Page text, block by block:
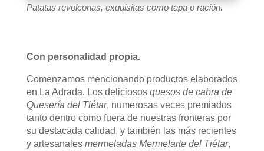
Patatas revolconas, exquisitas como tapa o ración.
Con personalidad propia.
Comenzamos mencionando productos elaborados
en La Adrada. Los deliciosos quesos de cabra de
Quesería del Tiétar, numerosas veces premiados
tanto dentro como fuera de nuestras fronteras por
su destacada calidad, y también las más recientes
y artesanales mermeladas Mermelarte del Tiétar,